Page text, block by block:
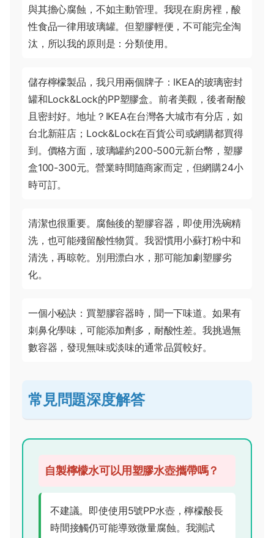
與其擔心腐蝕，不如主動管理。我現在廚房裡，酸
性食品一律用玻璃罐。但塑膠輕便，不可能完全淘
汰，所以我的原則是：分類使用。
儲存檸檬製品，我只用兩個牌子：IKEA的玻璃密封
罐和Lock&Lock的PP塑膠盒。前者美觀，後者耐酸
且密封好。地址？IKEA在台灣各大城市有分店，如
台北新莊店；Lock&Lock在百貨公司或網購都買得
到。價格方面，玻璃罐約200-500元新台幣，塑膠
盒100-300元。營業時間隨商家而定，但網購24小
時可訂。
清潔也很重要。腐蝕後的塑膠容器，即使用洗碗精
洗，也可能殘留酸性物質。我習慣用小蘇打粉中和
清洗，再晾乾。別用漂白水，那可能加劇塑膠劣
化。
一個小秘訣：買塑膠容器時，聞一下味道。如果有
刺鼻化學味，可能添加劑多，耐酸性差。我挑過無
數容器，發現無味或淡味的通常品質較好。
常見問題深度解答
自製檸檬水可以用塑膠水壺攜帶嗎？
不建議。即使使用5號PP水壺，檸檬酸長
時間接觸仍可能導致微量腐蝕。我測試